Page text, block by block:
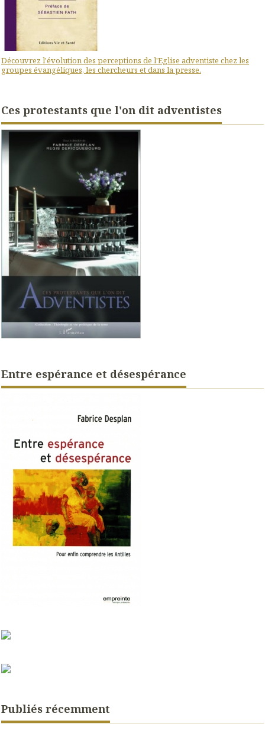
Découvrez l'évolution des perceptions de l'Eglise adventiste chez les
groupes évangéliques, les chercheurs et dans la presse.
Ces protestants que l'on dit adventistes
Entre espérance et désespérance
Publiés récemment